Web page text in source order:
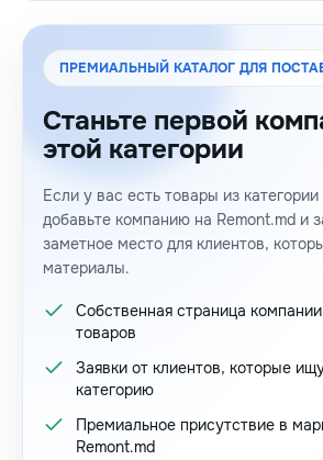
ПРЕМИАЛЬНЫЙ КАТАЛОГ ДЛЯ
Станьте первой
этой категории
Если у вас есть товары из категории
добавьте компанию на Remont.md и
заметное место для клиентов,
материалы.
Собственная страница
товаров
Заявки от клиентов, которые
категорию
Премиальное присутствие в
Remont.md